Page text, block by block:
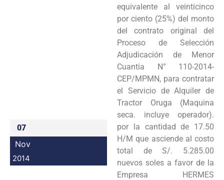
07
Nov
2014
equivalente al veinticinco
por ciento (25%) del monto
del contrato original del
Proceso de Selección
Adjudicación de Menor
Cuantia N° 110-2014-
CEP/MPMN, para contratar
el Servicio de Alquiler de
Tractor Oruga (Maquina
seca. incluye operador).
por la cantidad de 17.50
H/M que asciende al costo
total de S/. 5.285.00
nuevos soles a favor de la
Empresa HERMES